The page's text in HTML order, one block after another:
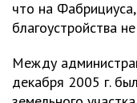
что на
благоустройства
Между
декабря 2005 г.